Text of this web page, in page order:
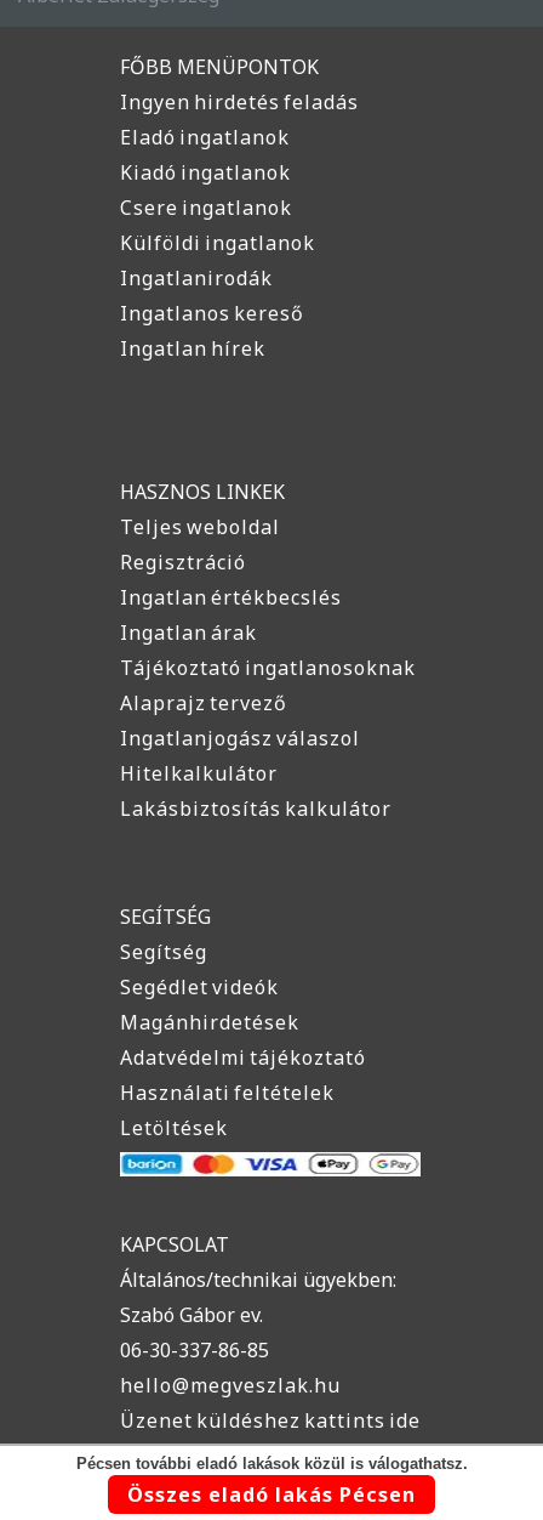
Pécsen további eladó lakások közül is válogathatsz.
Összes eladó lakás Pécsen
FŐBB MENÜPONTOK
Ingyen hirdetés feladás
Eladó ingatlanok
Kiadó ingatlanok
Csere ingatlanok
Külföldi ingatlanok
Ingatlanirodák
Ingatlanos kereső
Ingatlan hírek
HASZNOS LINKEK
Teljes weboldal
Regisztráció
Ingatlan értékbecslés
Ingatlan árak
Tájékoztató ingatlanosoknak
Alaprajz tervező
Ingatlanjogász válaszol
Hitelkalkulátor
Lakásbiztosítás kalkulátor
SEGÍTSÉG
Segítség
Segédlet videók
Magánhirdetések
Adatvédelmi tájékoztató
Használati feltételek
Letöltések
KAPCSOLAT
Általános/technikai ügyekben:
Szabó Gábor ev.
06-30-337-86-85
hello@megveszlak.hu
Üzenet küldéshez kattints ide